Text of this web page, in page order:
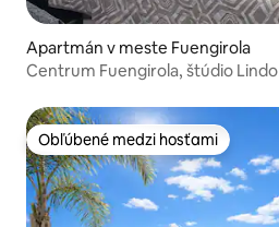
Apartmán v meste Fuengirola
Centrum Fuengirola, štúdio Lindo
Obľúbené medzi hosťami
Obľúbené medzi hosťami